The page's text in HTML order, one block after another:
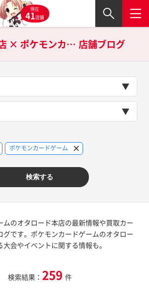
現在
41店舗
オタロード本店 × ポケモンカードゲームの 店舗ブログ
ポケモンカードゲーム
検索する
ムのオタロード本店の最新情報や買取カー
グです。ポケモンカードゲームのオタロー
大会やイベントに関する情報も。
検索結果： 259 件